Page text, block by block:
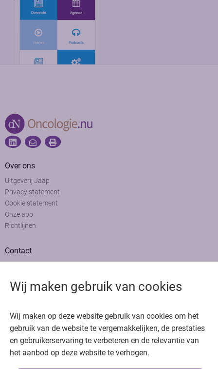
Wij maken gebruik van cookies
Wij maken op deze website gebruik van cookies om het
gebruik van de website te vergemakkelijken, de prestaties
en gebruikerservaring te verbeteren en de relevantie van
het aanbod op deze website te verhogen.
Bedankt voor het bezoeken van Oncologie.nu
Krijg gratis toegang in 30 seconden of log in om verder te gaan
Over ons
Uitgeverij Jaap
Privacy statement
Cookie statement
Onze app
Richtlijnen
Contact
Adverteren
Copyright © 2026. Uitgeverij Jaap. Alle rechten voorbehouden.